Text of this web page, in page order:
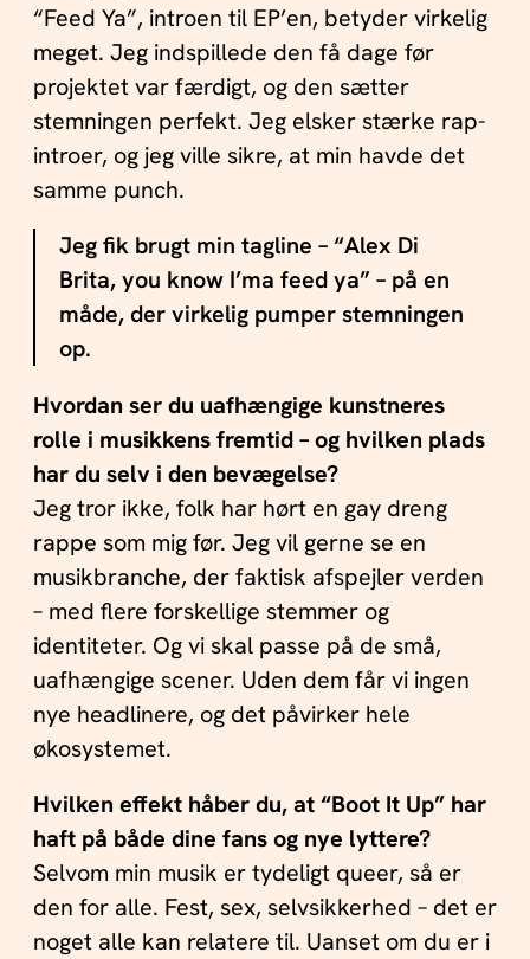
“Feed Ya”, introen til EP’en, betyder virkelig
meget. Jeg indspillede den få dage før
projektet var færdigt, og den sætter
stemningen perfekt. Jeg elsker stærke rap-
introer, og jeg ville sikre, at min havde det
samme punch.
Jeg fik brugt min tagline – “Alex Di
Brita, you know I’ma feed ya” – på en
måde, der virkelig pumper stemningen
op.
Hvordan ser du uafhængige kunstneres
rolle i musikkens fremtid – og hvilken plads
har du selv i den bevægelse?
Jeg tror ikke, folk har hørt en gay dreng
rappe som mig før. Jeg vil gerne se en
musikbranche, der faktisk afspejler verden
– med flere forskellige stemmer og
identiteter. Og vi skal passe på de små,
uafhængige scener. Uden dem får vi ingen
nye headlinere, og det påvirker hele
økosystemet.
Hvilken effekt håber du, at “Boot It Up” har
haft på både dine fans og nye lyttere?
Selvom min musik er tydeligt queer, så er
den for alle. Fest, sex, selvsikkerhed – det er
noget alle kan relatere til. Uanset om du er i